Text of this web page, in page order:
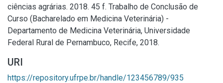
ciências agrárias. 2018. 45 f. Trabalho de Conclusão de
Curso (Bacharelado em Medicina Veterinária) -
Departamento de Medicina Veterinária, Universidade
Federal Rural de Pernambuco, Recife, 2018.
URI
https://repository.ufrpe.br/handle/123456789/935